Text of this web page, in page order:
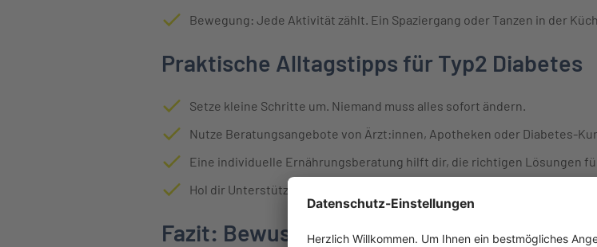
Bewegung: Jede Aktivität zählt. Ein Spaziergang oder Tanzen in der
Praktische Alltagstipps für Typ2 Diabetes
Setze kleine Schritte um. Niemand muss alles sofort ändern.
Nutze Beratungsangebote von Ärzt:innen, Apotheken oder Diabetes-
Eine individuelle Ernährungsberatung hilft dir, die richtigen Lösungen
Hol dir Unterstützung von Familie und Freund:innen. Gemeinsam kochen
Fazit: Bewusst leben und übernimm die